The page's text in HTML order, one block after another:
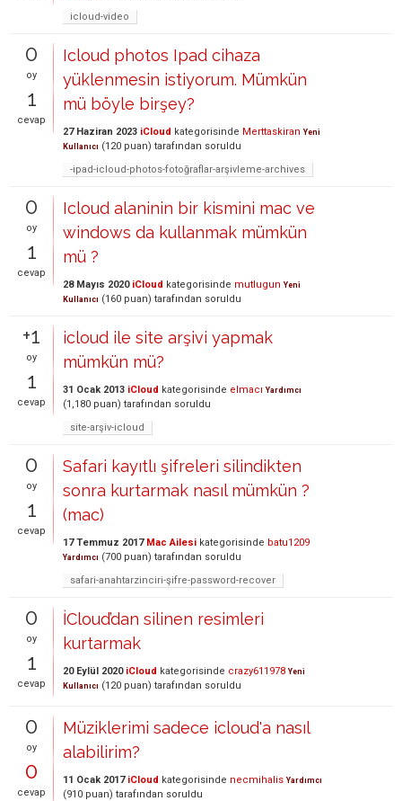
icloud-video
0
oy
1
cevap
Icloud photos Ipad cihaza
yüklenmesin istiyorum. Mümkün
mü böyle birşey?
27 Haziran 2023 iCloud kategorisinde Merttaskiran Yeni
Kullanıcı (120 puan) tarafından soruldu
-ipad-icloud-photos-fotoğraflar-arşivleme-archives
0
oy
1
cevap
Icloud alaninin bir kismini mac ve
windows da kullanmak mümkün
mü ?
28 Mayıs 2020 iCloud kategorisinde mutlugun Yeni
Kullanıcı (160 puan) tarafından soruldu
+1
oy
1
cevap
icloud ile site arşivi yapmak
mümkün mü?
31 Ocak 2013 iCloud kategorisinde elmacı Yardımcı
(1,180 puan) tarafından soruldu
site-arşiv-icloud
0
oy
1
cevap
Safari kayıtlı şifreleri silindikten
sonra kurtarmak nasıl mümkün ?
(mac)
17 Temmuz 2017 Mac Ailesi kategorisinde batu1209
Yardımcı (700 puan) tarafından soruldu
safari-anahtarzinciri-şifre-password-recover
0
oy
1
cevap
İCloud’dan silinen resimleri
kurtarmak
20 Eylül 2020 iCloud kategorisinde crazy611978 Yeni
Kullanıcı (120 puan) tarafından soruldu
0
oy
0
cevap
Müziklerimi sadece icloud'a nasıl
alabilirim?
11 Ocak 2017 iCloud kategorisinde necmihalis Yardımcı
(910 puan) tarafından soruldu